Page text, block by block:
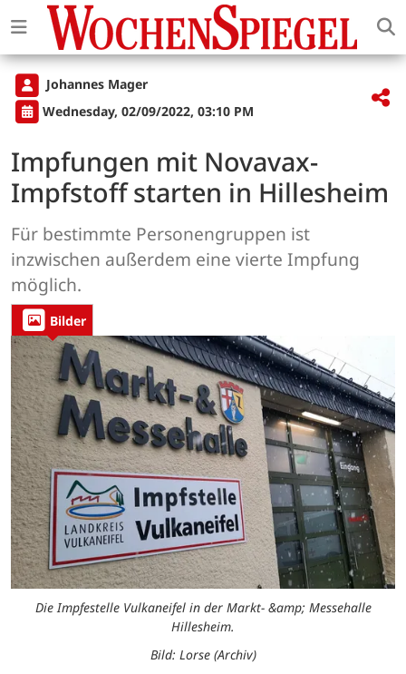
Johannes Mager
Wednesday, 02/09/2022, 03:10 PM
Impfungen mit Novavax-
Impfstoff starten in Hillesheim
Für bestimmte Personengruppen ist
inzwischen außerdem eine vierte Impfung
möglich.
Bilder
Die Impfestelle Vulkaneifel in der Markt- &amp; Messehalle
Hillesheim.
Bild: Lorse (Archiv)